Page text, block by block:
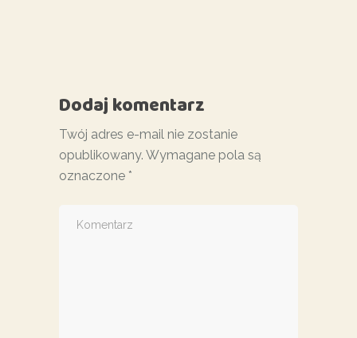
Dodaj komentarz
Twój adres e-mail nie zostanie
opublikowany. Wymagane pola są
oznaczone *